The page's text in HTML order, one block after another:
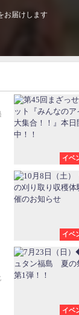
お届けします
イベ
イベ
イベ